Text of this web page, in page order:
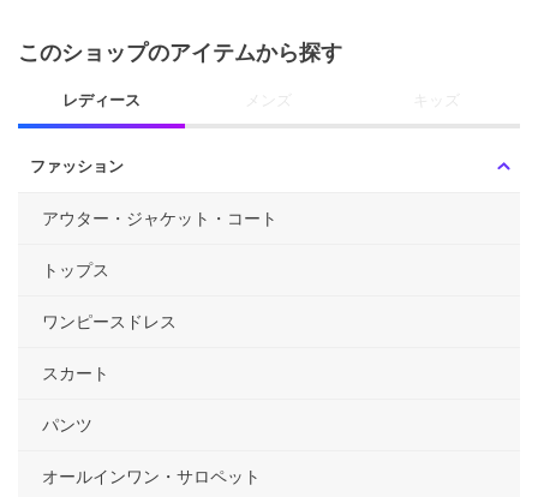
このショップのアイテムから探す
レディース メンズ キッズ
ファッション
アウター・ジャケット・コート
トップス
ワンピースドレス
スカート
パンツ
オールインワン・サロペット